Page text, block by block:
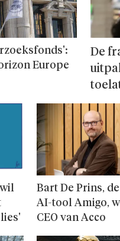
Europe
De
Bart De Prins,
AI-tool Amigo,
CEO van Acco